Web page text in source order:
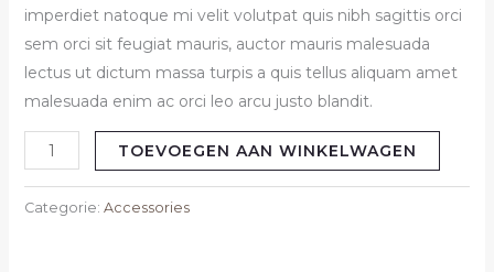
imperdiet natoque mi velit volutpat quis nibh sagittis orci
sem orci sit feugiat mauris, auctor mauris malesuada
lectus ut dictum massa turpis a quis tellus aliquam amet
malesuada enim ac orci leo arcu justo blandit.
TOEVOEGEN AAN WINKELWAGEN
Categorie: Accessories